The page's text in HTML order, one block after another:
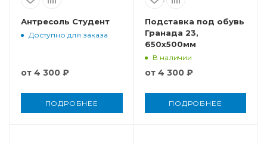
Антресоль Студент
Доступно для заказа
от 4 300 ₽
ПОДРОБНЕЕ
Подставка под обувь
Гранада 23,
650x500мм
В наличии
от 4 300 ₽
ПОДРОБНЕЕ